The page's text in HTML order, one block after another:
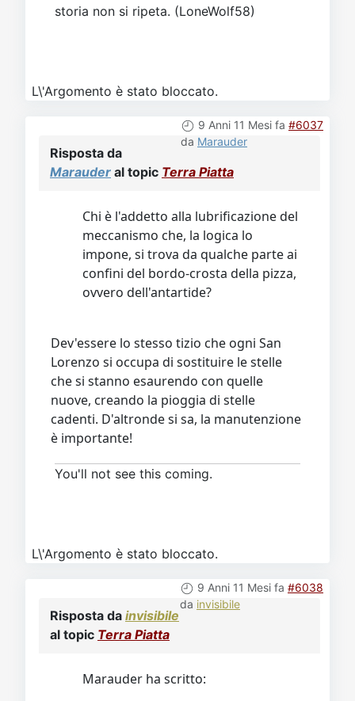
storia non si ripeta. (LoneWolf58)
L\'Argomento è stato bloccato.
9 Anni 11 Mesi fa #6037
da Marauder
Risposta da
Marauder al topic Terra Piatta
Chi è l'addetto alla lubrificazione del
meccanismo che, la logica lo
impone, si trova da qualche parte ai
confini del bordo-crosta della pizza,
ovvero dell'antartide?
Dev'essere lo stesso tizio che ogni San
Lorenzo si occupa di sostituire le stelle
che si stanno esaurendo con quelle
nuove, creando la pioggia di stelle
cadenti. D'altronde si sa, la manutenzione
è importante!
You'll not see this coming.
L\'Argomento è stato bloccato.
9 Anni 11 Mesi fa #6038
da invisibile
Risposta da invisibile
al topic Terra Piatta
Marauder ha scritto: